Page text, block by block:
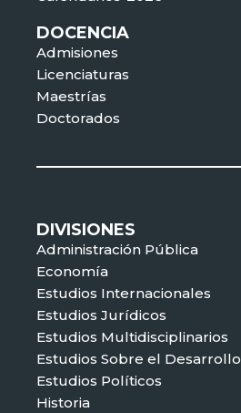
DOCENCIA
Admisiones
Licenciaturas
Maestrías
Doctorados
DIVISIONES
Administración Pública
Economía
Estudios Internacionales
Estudios Jurídicos
Estudios Multidisciplinarios
Estudios Sobre el Desarrollo
Estudios Políticos
Historia